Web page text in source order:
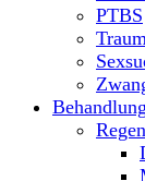
PTBS
Behandlung